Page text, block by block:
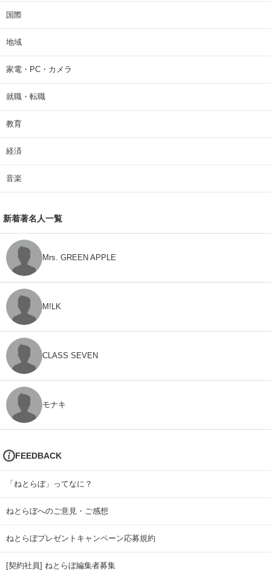
国際
地域
家電・PC・カメラ
就職・転職
教育
経済
音楽
新着著名人一覧
Mrs. GREEN APPLE
M!LK
CLASS SEVEN
モナキ
FEEDBACK
「ねとらぼ」ってなに？
ねとらぼへのご意見・ご感想
ねとらぼプレゼントキャンペーン応募規約
[契約社員] ねとらぼ編集者募集